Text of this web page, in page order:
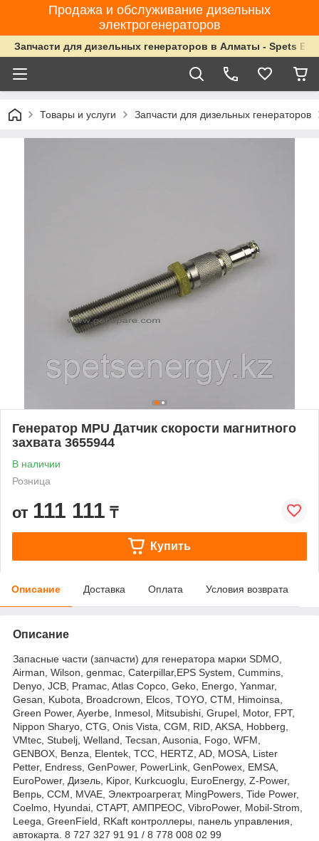
Продажа и обслуживание дизельных
электрогенераторов
Запчасти для дизельных генераторов в Алматы - Spets
Товары и услуги Запчасти для дизельных генераторов
Генератор MPU Датчик скорости магнитного
захвата 3655944
В наличии
Розница
от 111 111 ₸
Купить
Описание Доставка Оплата Условия возврата
Описание
Запасные части (запчасти) для генератора марки SDMO,
Airman, Wilson, genmac, Caterpillar,EPS System, Cummins,
Denyo, JCB, Pramac, Atlas Copco, Geko, Energo, Yanmar,
Gesan, Kubota, Broadcrown, Elcos, TOYO, CTM, Himoinsa,
Green Power, Ayerbe, Inmesol, Mitsubishi, Grupel, Motor, FPT,
Nippon Sharyo, CTG, Onis Vista, CGM, RID, AKSA, Hobberg,
VMtec, Stubelj, Welland, Tecsan, Ausonia, Fogo, WFM,
GENBOX, Benza, Elentek, TCC, HERTZ, AD, MOSA, Lister
Petter, Endress, GenPower, PowerLink, GenPowex, EMSA,
EuroPower, Дизель, Kipor, Kurkcuoglu, EuroEnergy, Z-Power,
Вепрь, CCM, MVAE, Электроагрегат, MingPowers, Tide Power,
Coelmo, Hyundai, СТАРТ, АМПРЕОС, VibroPower, Mobil-Strom,
Leega, GreenField, RKaft контроллеры, панель управления,
автокарта. 8 727 327 91 91 / 8 778 008 02 99